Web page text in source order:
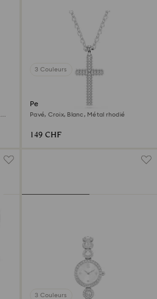
3 Couleurs
Pendentif Insigne
Pavé, Croix, Blanc, Métal rhodié
149 CHF
3 Couleurs